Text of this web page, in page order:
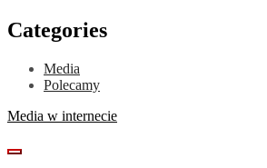
Categories
Media
Polecamy
Media w internecie